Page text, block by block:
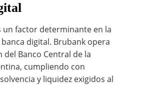
un factor determinante en la
digital. Brubank opera
del Banco Central de la
cumpliendo con
y liquidez exigidos al